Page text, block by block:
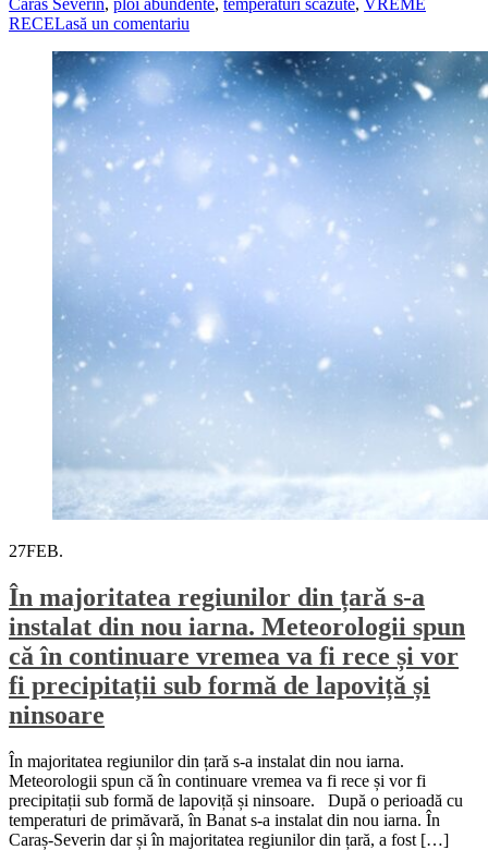
RECELasă un comentariu
27FEB.
În majoritatea regiunilor din țară s-a
instalat din nou iarna. Meteorologii spun
că în continuare vremea va fi rece și vor
fi precipitații sub formă de lapoviță și
ninsoare
În majoritatea regiunilor din țară s-a instalat din nou iarna.
Meteorologii spun că în continuare vremea va fi rece și vor fi
precipitații sub formă de lapoviță și ninsoare. După o perioadă cu
temperaturi de primăvară, în Banat s-a instalat din nou iarna. În
Caraș-Severin dar și în majoritatea regiunilor din țară, a fost […]